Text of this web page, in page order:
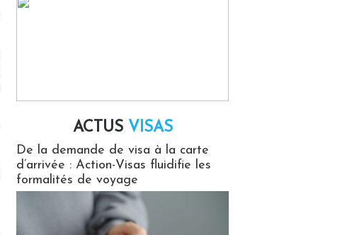
ACTUS VISAS
De la demande de visa à la carte
d’arrivée : Action-Visas fluidifie les
formalités de voyage